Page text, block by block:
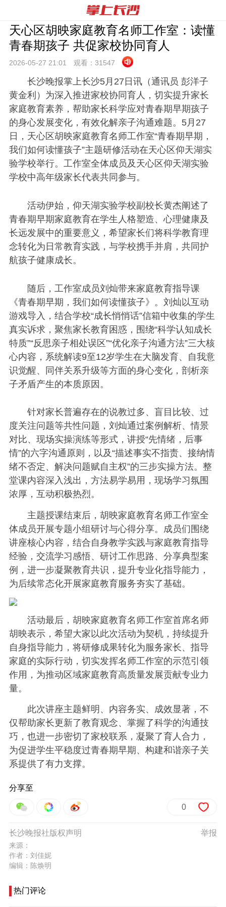
天心区胡映家庭教育名师工作室：读懂
青春期孩子 共促家校协同育人
2026-05-27 21:01 观看： 31547
长沙晚报掌上长沙5月27日讯（通讯员 彭洋子
黄金利）为深入推进家校协同育人，切实提升家长
家庭教育素养，帮助家长科学应对青春期早期孩子
的身心发展变化，有效化解亲子沟通难题。5月27
日，天心区胡映家庭教育名师工作室“青春期早期，
我们如何读懂孩子”主题研修活动在天心区仰天湖实
验学校举行。工作室全体成员及天心区仰天湖实验
学校中高年级家长代表共同参与。
活动伊始，仰天湖实验学校副校长黄杰阐述了
青春期早期家庭教育在学生人格塑造、心理健康及
长远发展中的重要意义，希望家长们将科学教育理
念转化为日常教育实践，与学校携手并肩，共同护
航孩子健康成长。
随后，工作室成员刘灿带来家庭教育指导课
《青春期早期，我们如何读懂孩子》。刘灿以互动
游戏导入，结合学校“成长悄悄话”信箱中收集的学生
真实诉求，聚焦家长教育困惑，围绕“科学认知成长
特质”“反思亲子相处误区”“优化亲子沟通方法”三大核
心内容，系统解读9至12岁学生在大脑发育、自我意
识觉醒、同伴关系升级等方面的身心变化，剖析亲
子矛盾产生的本质原因。
针对家长普遍存在的说教过多、盲目比较、过
度关注问题等共性问题，刘灿通过案例解析、情景
对比、现场实操演练等形式，讲授“先情绪，后事
情”的六字沟通原则，以及“描述事实不指责、接纳情
绪不否定、解决问题赋自主权”的三步实操方法。整
堂课内容深入浅出，方法易学易用，现场学习氛围
浓厚，互动积极热烈。
主题授课结束后，胡映家庭教育名师工作室全
体成员开展专题小组研讨与心得分享。成员们围绕
讲座核心内容，结合自身教学实践与家庭教育指导
经验，交流学习感悟、研讨工作思路、分享典型案
例，进一步凝聚教育共识，提升专业化指导能力，
为后续常态化开展家庭教育服务夯实了基础。
活动最后，胡映家庭教育名师工作室首席名师
胡映表示，希望大家以此次活动为契机，持续提升
自身指导能力，将研修成果转化为服务家长、指导
家庭的实际行动，切实发挥名师工作室的示范引领
作用，为推动区域家庭教育高质量发展贡献专业力
量。
此次讲座主题鲜明、内容务实、成效显著，不
仅帮助家长更新了教育观念、掌握了科学的沟通技
巧，也进一步密切了家校联系，凝聚了育人合力，
为促进学生平稳度过青春期早期、构建和谐亲子关
系提供了有力支撑。
分享至
0
举报
长沙晚报社版权声明
来源：
作者：刘佳妮
编辑：陈焕明
热门评论